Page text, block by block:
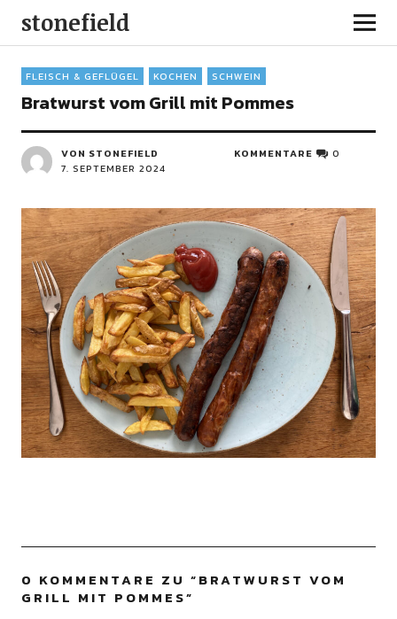
stonefield
FLEISCH & GEFLÜGEL KOCHEN SCHWEIN
Bratwurst vom Grill mit Pommes
VON STONEFIELD
7. SEPTEMBER 2024
KOMMENTARE 0
0 KOMMENTARE ZU “BRATWURST VOM
GRILL MIT POMMES”